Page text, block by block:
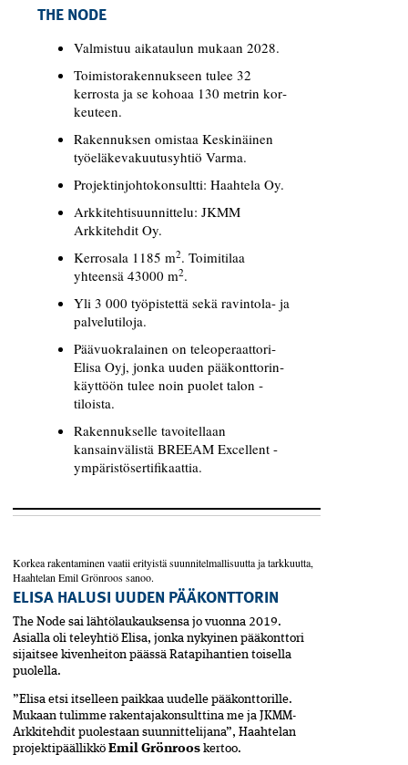
THE NODE
Valmistuu aikataulun mukaan 2028.
Toimistorakennukseen tulee 32
kerrosta ja se kohoaa 130 metrin kor­
keuteen.
Rakennuksen omistaa Keskinäinen
työeläkevakuutusyhtiö Varma.
Projektinjohtokonsultti: Haahtela Oy.
Arkkitehtisuunnittelu: JKMM
Arkkitehdit Oy.
Kerrosala 1185 m2. Toimitilaa
yhteensä 43000 m2.
Yli 3 000 työpistettä sekä ravintola- ja
palvelutiloja.
Päävuokralainen on teleoperaattori­
Elisa Oyj, jonka uuden pääkonttorin­
käyttöön tulee noin puolet talon ­
tiloista.
Rakennukselle tavoitellaan
kansainvälistä BREEAM Excellent -
ympäristö­sertifikaattia.
Korkea rakentaminen vaatii erityistä suunnitelmallisuutta ja tarkkuutta,
Haahtelan Emil Grönroos sanoo.
ELISA HALUSI UUDEN PÄÄKONTTORIN
The Node sai lähtölaukauksensa jo vuonna 2019.
Asialla oli teleyhtiö Elisa, jonka nykyinen pääkonttori
sijaitsee kivenheiton päässä Ratapihantien toisella
puolella.
”Elisa etsi itselleen paikkaa uudelle pääkonttorille.
Mukaan tulimme rakentajakonsulttina me ja JKMM­
Arkkitehdit puolestaan suunnittelijana”, Haahtelan
projektipäällikkö Emil Grönroos kertoo.